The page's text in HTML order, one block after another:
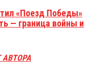
«Поезд Победы»
— граница войны и
АВТОРА